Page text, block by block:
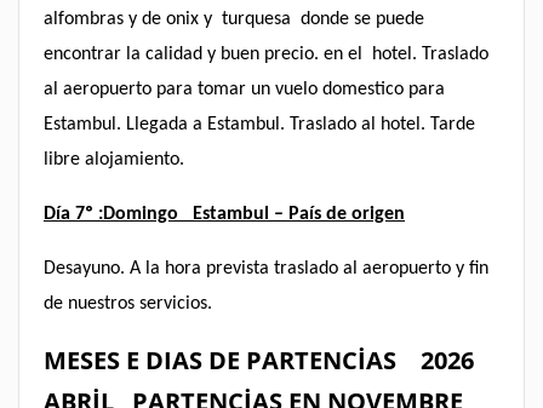
alfombras y de onix y turquesa donde se puede
encontrar la calidad y buen precio. en el hotel. Traslado
al aeropuerto para tomar un vuelo domestico para
Estambul. Llegada a Estambul. Traslado al hotel. Tarde
libre alojamiento.
Día 7º :Domingo Estambul – País de origen
Desayuno. A la hora prevista traslado al aeropuerto y fin
de nuestros servicios.
MESES E DIAS DE PARTENCİAS 2026